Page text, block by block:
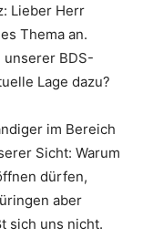
Lieber Herr
Thema an.
BDS-
Lage dazu?
im Bereich
Sicht: Warum
dürfen,
aber
sich uns nicht.